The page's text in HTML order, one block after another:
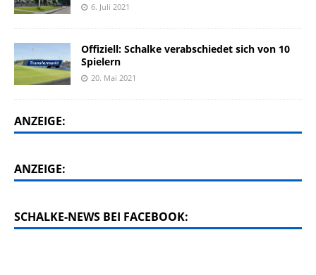
6. Juli 2021
Offiziell: Schalke verabschiedet sich von 10
Spielern
20. Mai 2021
ANZEIGE:
ANZEIGE:
SCHALKE-NEWS BEI FACEBOOK: